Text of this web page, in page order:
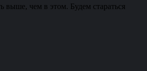
чем в этом. Будем стараться